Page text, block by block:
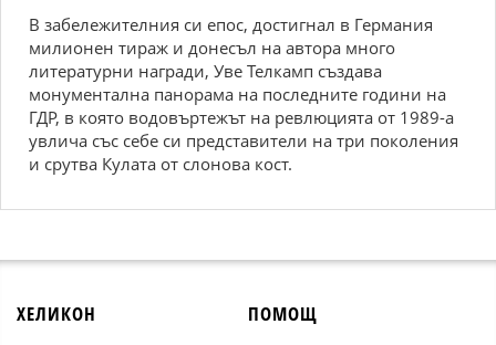
В забележителния си епос, достигнал в Германия
милионен тираж и донесъл на автора много
литературни награди, Уве Телкамп създава
монументална панорама на последните години на
ГДР, в която водовъртежът на ревлюцията от 1989-а
увлича със себе си представители на три поколения
и срутва Кулата от слонова кост.
ХЕЛИКОН ПОМОЩ